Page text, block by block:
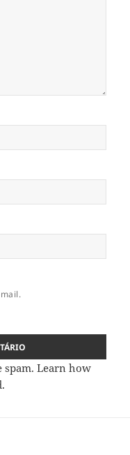
spam.Learn how